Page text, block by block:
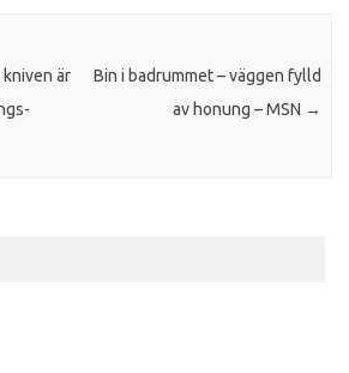
är
Bin i badrummet – väggen fylld
av honung – MSN →